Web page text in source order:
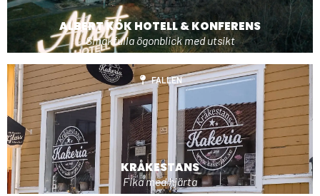
ALBERT KÖK HOTELL & KONFERENS
Smakfulla ögonblick med utsikt
FALLEN
KRÅKESTANS
Fika med hjärta